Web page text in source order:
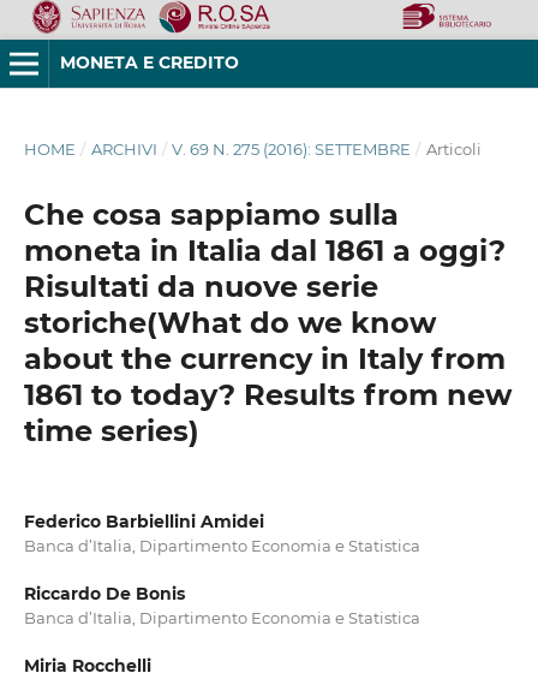
MONETA E CREDITO
HOME / ARCHIVI / V. 69 N. 275 (2016): SETTEMBRE / Articoli
Che cosa sappiamo sulla
moneta in Italia dal 1861 a oggi?
Risultati da nuove serie
storiche(What do we know
about the currency in Italy from
1861 to today? Results from new
time series)
Federico Barbiellini Amidei
Banca d’Italia, Dipartimento Economia e Statistica
Riccardo De Bonis
Banca d’Italia, Dipartimento Economia e Statistica
Miria Rocchelli